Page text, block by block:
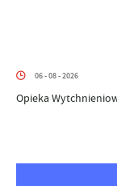
06 - 08 - 2026
Opieka